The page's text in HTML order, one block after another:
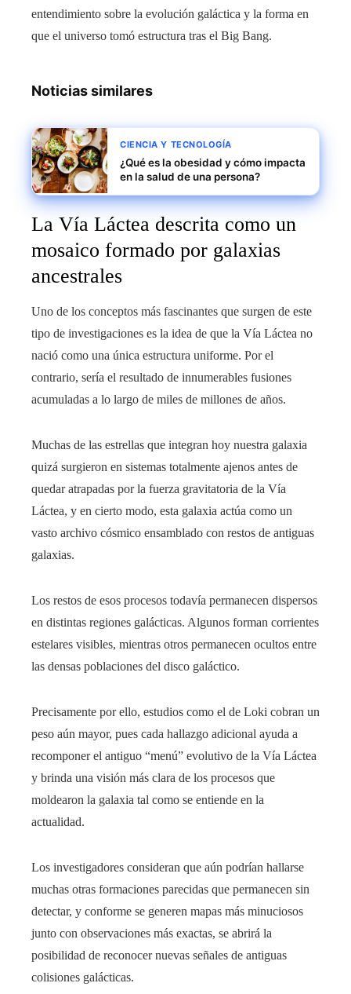
entendimiento sobre la evolución galáctica y la forma en
que el universo tomó estructura tras el Big Bang.
Noticias similares
CIENCIA Y TECNOLOGÍA
¿Qué es la obesidad y cómo impacta
en la salud de una persona?
La Vía Láctea descrita como un
mosaico formado por galaxias
ancestrales
Uno de los conceptos más fascinantes que surgen de este
tipo de investigaciones es la idea de que la Vía Láctea no
nació como una única estructura uniforme. Por el
contrario, sería el resultado de innumerables fusiones
acumuladas a lo largo de miles de millones de años.
Muchas de las estrellas que integran hoy nuestra galaxia
quizá surgieron en sistemas totalmente ajenos antes de
quedar atrapadas por la fuerza gravitatoria de la Vía
Láctea, y en cierto modo, esta galaxia actúa como un
vasto archivo cósmico ensamblado con restos de antiguas
galaxias.
Los restos de esos procesos todavía permanecen dispersos
en distintas regiones galácticas. Algunos forman corrientes
estelares visibles, mientras otros permanecen ocultos entre
las densas poblaciones del disco galáctico.
Precisamente por ello, estudios como el de Loki cobran un
peso aún mayor, pues cada hallazgo adicional ayuda a
recomponer el antiguo “menú” evolutivo de la Vía Láctea
y brinda una visión más clara de los procesos que
moldearon la galaxia tal como se entiende en la
actualidad.
Los investigadores consideran que aún podrían hallarse
muchas otras formaciones parecidas que permanecen sin
detectar, y conforme se generen mapas más minuciosos
junto con observaciones más exactas, se abrirá la
posibilidad de reconocer nuevas señales de antiguas
colisiones galácticas.